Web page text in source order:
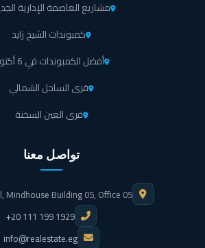
مشاريع العاصمة الإدارية
كمبوندات الشيخ زايد
أفضل الكمبوندات في 6 أكتوبر
قرى الساحل الشمالي
قرى العين السخنة
تواصل معنا
Mindhouse Building 05, Office 05
+20 111 199 1929
info@realestate.eg